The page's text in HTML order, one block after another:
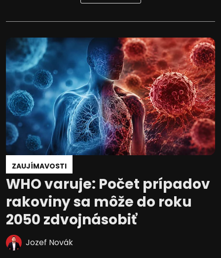
ZAUJÍMAVOSTI
WHO varuje: Počet prípadov
rakoviny sa môže do roku
2050 zdvojnásobiť
Jozef Novák